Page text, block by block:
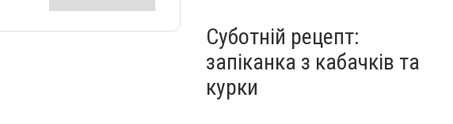
Суботній рецепт:
запіканка з кабачків та
курки